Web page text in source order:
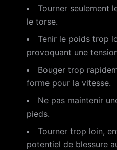
Tourner seulement
le torse.
Tenir le poids trop
provoquant une
Bouger trop
forme pour la vitesse.
Ne pas maintenir
pieds.
Tourner trop loin,
potentiel de blessure